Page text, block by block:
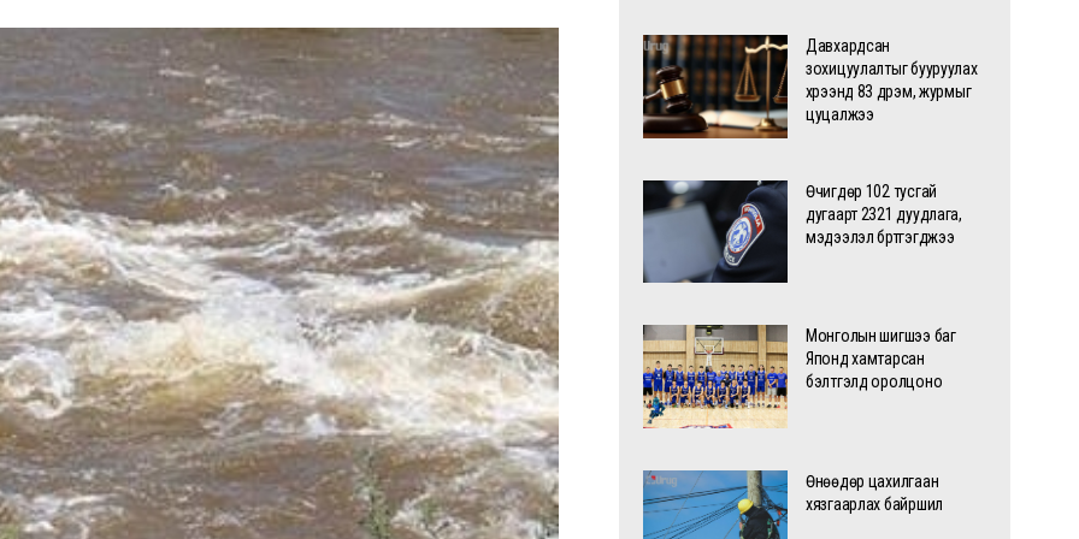
Давхардсан
зохицуулалтыг бууруулах
хүрээнд 83 дүрэм, журмыг
цуцалжээ
Өчигдөр 102 тусгай
дугаарт 2321 дуудлага,
мэдээлэл бүртгэгджээ
Монголын шигшээ баг
Японд хамтарсан
бэлтгэлд оролцоно
Өнөөдөр цахилгаан
хязгаарлах байршил